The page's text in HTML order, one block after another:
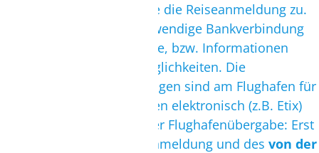
Bezahlung der Reise sowie die Reiseanmeldung zu.
Damit erhältst Du die notwendige Bankverbindung
für die Bezahlung der Reise, bzw. Informationen
über weitere Zahlungsmöglichkeiten. Die
vollständigen Reiseunterlagen sind am Flughafen für
Dich hinterlegt oder werden elektronisch (z.B. Etix)
übermittelt. Wichtig bei der Flughafenübergabe: Erst
gegen Vorlage der Reiseanmeldung und des von der